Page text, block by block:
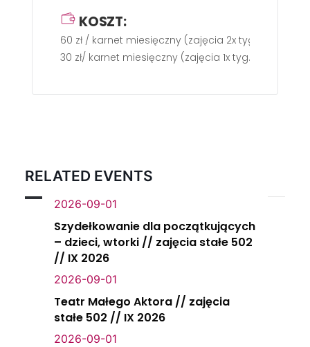
KOSZT:
60 zł / karnet miesięczny (zajęcia 2x tyg.)
30 zł/ karnet miesięczny (zajęcia 1x tyg.)
RELATED EVENTS
2026-09-01
Szydełkowanie dla początkujących
– dzieci, wtorki // zajęcia stałe 502
// IX 2026
2026-09-01
Teatr Małego Aktora // zajęcia
stałe 502 // IX 2026
2026-09-01